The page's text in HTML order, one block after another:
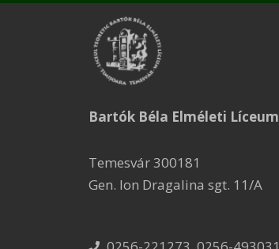
Bartók Béla Elméleti Líceum
Temesvár 300181
Gen. Ion Dragalina sgt. 11/A